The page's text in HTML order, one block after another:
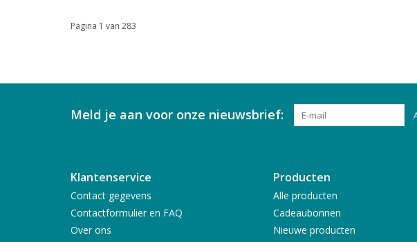
Pagina 1 van 283
Meld je aan voor onze nieuwsbrief:
Klantenservice
Contact gegevens
Contactformulier en FAQ
Over ons
Producten
Alle producten
Cadeaubonnen
Nieuwe producten